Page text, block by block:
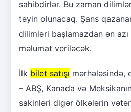
sahibdirlər. Bu zaman
təyin olunacaq. Şans
dilimləri başlamazdan ən
məlumat veriləcək.
İlk bilet satışı mərhələsində,
– ABŞ, Kanada və
sakinləri digər ölkələrin